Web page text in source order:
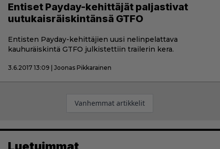
Entiset Payday-kehittäjät paljastivat
uutukaisräiskintänsä GTFO
Entisten Payday-kehittäjien uusi nelinpelattava
kauhuräiskintä GTFO julkistettiin trailerin kera.
3.6.2017 13:09 | Joonas Pikkarainen
Artikkelien
Vanhemmat artikkelit
Luetuimmat